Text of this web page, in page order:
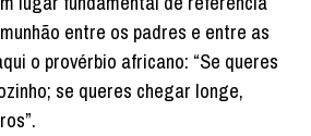
entre os padres e entre as
o provérbio africano: “Se queres
se queres chegar longe,